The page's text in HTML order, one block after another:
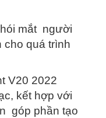
mắt người
cho quá trình
V20 2022
kết hợp với
góp phần tạo